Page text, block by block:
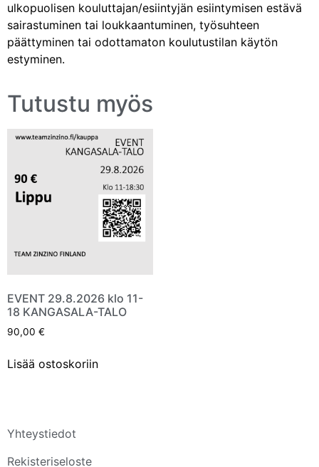
ulkopuolisen kouluttajan/esiintyjän esiintymisen estävä
sairastuminen tai loukkaantuminen, työsuhteen
päättyminen tai odottamaton koulutustilan käytön
estyminen.
Tutustu myös
EVENT 29.8.2026 klo 11-
18 KANGASALA-TALO
90,00 €
Lisää ostoskoriin
Yhteystiedot
Rekisteriseloste